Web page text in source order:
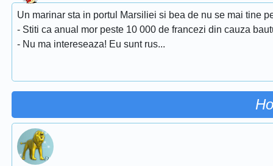
Un marinar sta in portul Marsiliei si bea de nu se mai tine
- Stiti ca anual mor peste 10 000 de francezi din cauza
- Nu ma intereseaza! Eu sunt rus...